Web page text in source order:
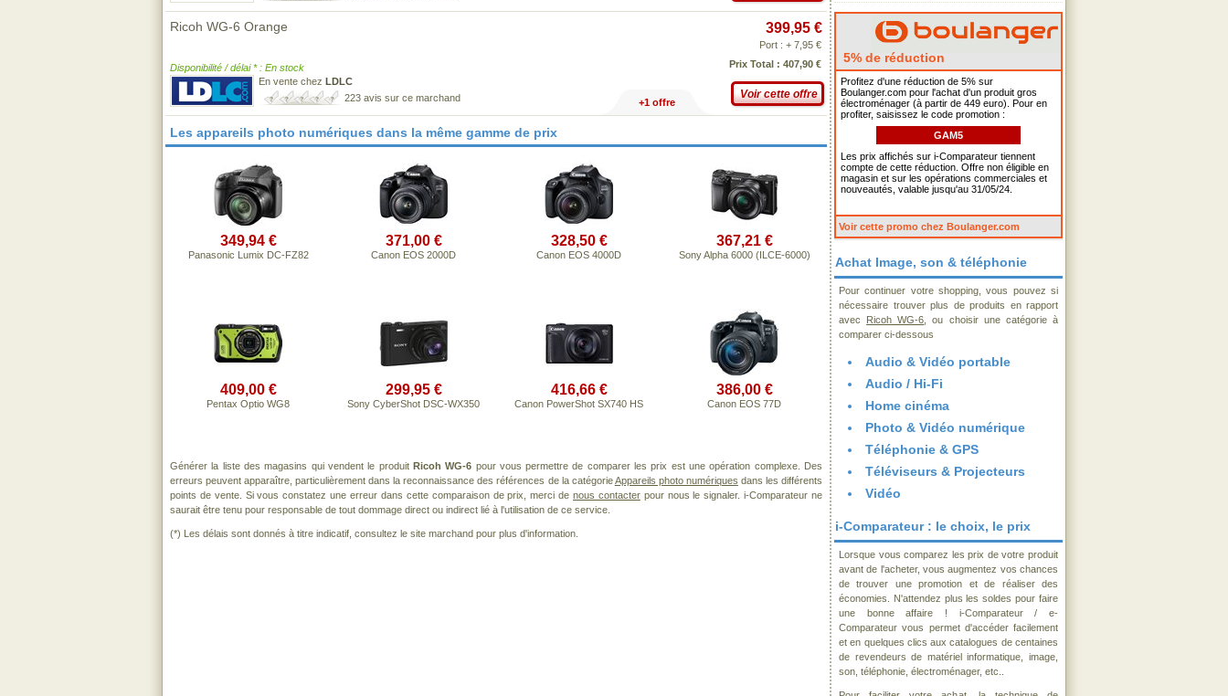
Ricoh WG-6 Orange
Disponibilité / délai * : En stock
En vente chez LDLC
223 avis sur ce marchand
399,95 €
Port : + 7,95 €
Prix Total : 407,90 €
Voir cette offre
+1 offre
Les appareils photo numériques dans la même gamme de prix
349,94 €
Panasonic Lumix DC-FZ82
371,00 €
Canon EOS 2000D
328,50 €
Canon EOS 4000D
367,21 €
Sony Alpha 6000 (ILCE-6000)
409,00 €
Pentax Optio WG8
299,95 €
Sony CyberShot DSC-WX350
416,66 €
Canon PowerShot SX740 HS
386,00 €
Canon EOS 77D
Générer la liste des magasins qui vendent le produit Ricoh WG-6 pour vous permettre de comparer les prix est une opération complexe. Des
erreurs peuvent apparaître, particulièrement dans la reconnaissance des références de la catégorieAppareils photo numériques dans les différents
points de vente. Si vous constatez une erreur dans cette comparaison de prix, merci de nous contacterpour nous le signaler. i-Comparateur ne
saurait être tenu pour responsable de tout dommage direct ou indirect lié à l'utilisation de ce service.
(*) Les délais sont donnés à titre indicatif, consultez le site marchand pour plus d'information.
5% de réduction
Profitez d'une réduction de 5% sur
Boulanger.com pour l'achat d'un produit gros
électroménager (à partir de 449 euro). Pour en
profiter, saisissez le code promotion :
GAM5
Les prix affichés sur i-Comparateur tiennent
compte de cette réduction. Offre non éligible en
magasin et sur les opérations commerciales et
nouveautés, valable jusqu'au 31/05/24.
Voir cette promo chez Boulanger.com
Achat Image, son & téléphonie
Pour continuer votre shopping, vous pouvez si
nécessaire trouver plus de produits en rapport
avec Ricoh WG-6 , ou choisir une catégorie à
comparer ci-dessous
Audio & Vidéo portable
Audio / Hi-Fi
Home cinéma
Photo & Vidéo numérique
Téléphonie & GPS
Téléviseurs & Projecteurs
Vidéo
i-Comparateur : le choix, le prix
Lorsque vous comparez les prix de votre produit
avant de l'acheter, vous augmentez vos chances
de trouver une promotion et de réaliser des
économies. N'attendez plus les soldes pour faire
une bonne affaire ! i-Comparateur / e-
Comparateur vous permet d'accéder facilement
et en quelques clics aux catalogues de centaines
de revendeurs de matériel informatique, image,
son, téléphonie, électroménager, etc..